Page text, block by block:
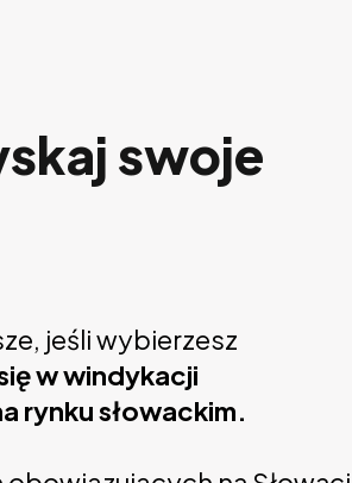
swoje
jeśli wybierzesz
w windykacji
rynku słowackim.